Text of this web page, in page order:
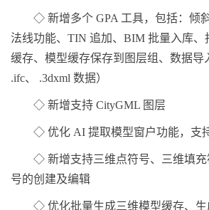
◇ 新增多个 GPA 工具，包括：倾
法线功能、TIN 追加、BIM 批量入库、
缓存、模型缓存保存到图层组、数据导
.ifc、 .3dxml 数据）
◇ 新增支持 CityGML 图层
◇ 优化 AI 提取模型窗户功能，支
◇ 新增支持三维点符号、三维填充
号的创建及编辑
◇ 优化批量生成三维模型缓存、